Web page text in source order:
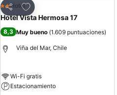
Compartir
Agregar a favoritos
2 Estrellas
Hotel
Hotel Vista Hermosa 17
8,3 Muy bueno (1.609 puntuaciones)
Viña del Mar, Chile
Wi-Fi gratis
Estacionamiento